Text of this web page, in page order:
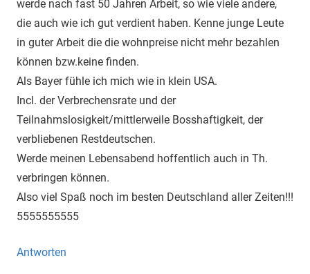
werde nach fast 50 Jahren Arbeit, so wie viele andere,
die auch wie ich gut verdient haben. Kenne junge Leute
in guter Arbeit die die wohnpreise nicht mehr bezahlen
können bzw.keine finden.
Als Bayer fühle ich mich wie in klein USA.
Incl. der Verbrechensrate und der
Teilnahmslosigkeit/mittlerweile Bosshaftigkeit, der
verbliebenen Restdeutschen.
Werde meinen Lebensabend hoffentlich auch in Th.
verbringen können.
Also viel Spaß noch im besten Deutschland aller Zeiten!!!
5555555555
Antworten